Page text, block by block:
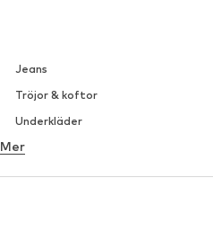
Jeans
Tröjor & koftor
Underkläder
Skjortor
Mer